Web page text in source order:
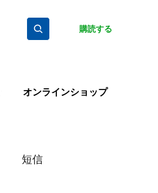
購読する
オンラインショップ
短信